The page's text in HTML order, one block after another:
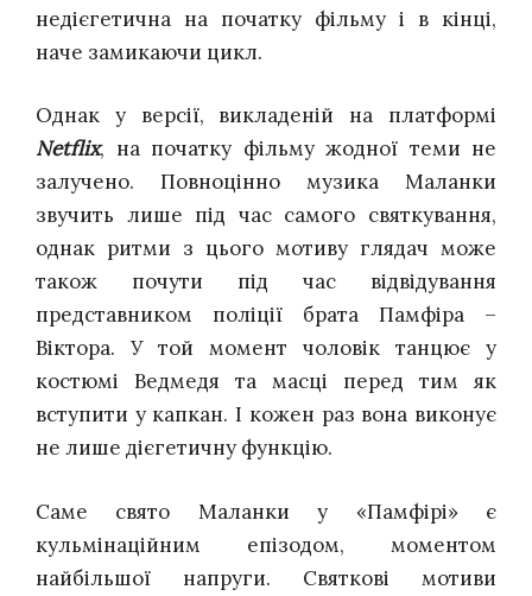
недієгетична на початку фільму і в кінці,
наче замикаючи цикл.
Однак у версії, викладеній на платформі
Netflix, на початку фільму жодної теми не
залучено. Повноцінно музика Маланки
звучить лише під час самого святкування,
однак ритми з цього мотиву глядач може
також почути під час відвідування
представником поліції брата Памфіра –
Віктора. У той момент чоловік танцює у
костюмі Ведмедя та масці перед тим як
вступити у капкан. І кожен раз вона виконує
не лише дієгетичну функцію.
Саме свято Маланки у «Памфірі» є
кульмінаційним епізодом, моментом
найбільшої напруги. Святкові мотиви